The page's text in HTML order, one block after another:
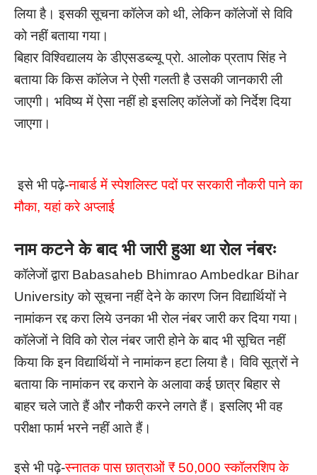
लिया है। इसकी सूचना कॉलेज को थी, लेकिन कॉलेजों से विवि
को नहीं बताया गया।
बिहार विश्विद्यालय के डीएसडब्ल्यू प्रो. आलोक प्रताप सिंह ने
बताया कि किस कॉलेज ने ऐसी गलती है उसकी जानकारी ली
जाएगी। भविष्य में ऐसा नहीं हो इसलिए कॉलेजों को निर्देश दिया
जाएगा।
इसे भी पढ़े-नाबार्ड में स्पेशलिस्ट पदों पर सरकारी नौकरी पाने का
मौका, यहां करे अप्लाई
नाम कटने के बाद भी जारी हुआ था रोल नंबरः
कॉलेजों द्वारा Babasaheb Bhimrao Ambedkar Bihar
University को सूचना नहीं देने के कारण जिन विद्यार्थियों ने
नामांकन रद्द करा लिये उनका भी रोल नंबर जारी कर दिया गया।
कॉलेजों ने विवि को रोल नंबर जारी होने के बाद भी सूचित नहीं
किया कि इन विद्यार्थियों ने नामांकन हटा लिया है। विवि सूत्रों ने
बताया कि नामांकन रद्द कराने के अलावा कई छात्र बिहार से
बाहर चले जाते हैं और नौकरी करने लगते हैं। इसलिए भी वह
परीक्षा फार्म भरने नहीं आते हैं।
इसे भी पढ़े-स्नातक पास छात्राओं ₹ 50,000 स्कॉलरशिप के